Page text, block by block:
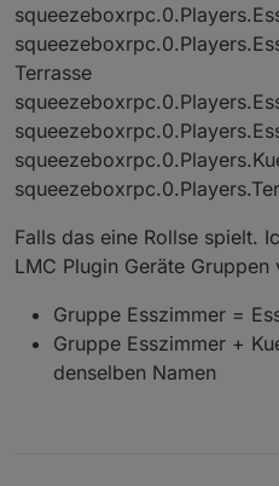
Terrasse
Falls das eine Rollse spielt.
LMC Plugin Geräte Gruppen
Gruppe Esszimmer =
Gruppe Esszimmer +
denselben Namen